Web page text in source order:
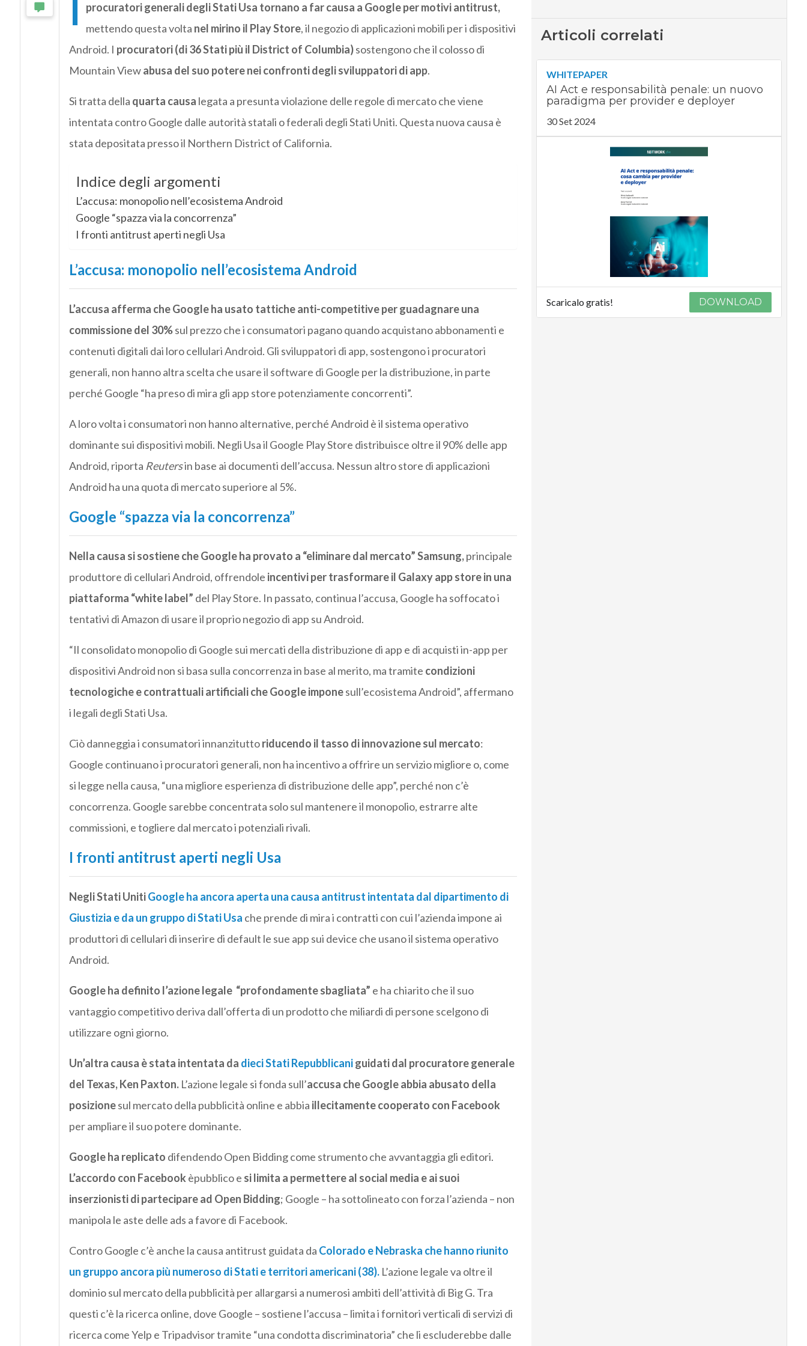
procuratori generali degli Stati Usa tornano a far causa a Google per motivi antitrust,
mettendo questa volta nel mirino il Play Store, il negozio di applicazioni mobili per i dispositivi
Android. I procuratori (di 36 Stati più il District of Columbia)sostengono che il colosso di
Mountain Viewabusa del suo potere nei confronti degli sviluppatori di app.
Si tratta della quarta causa legata a presunta violazione delle regole di mercato che viene
intentata contro Google dalle autorità statali o federali degli Stati Uniti. Questa nuova causa è
stata depositata presso il Northern District of California.
Indice degli argomenti
L’accusa: monopolio nell’ecosistema Android
Google “spazza via la concorrenza”
I fronti antitrust aperti negli Usa
L’accusa: monopolio nell’ecosistema Android
L’accusa afferma che Google ha usato tattiche anti-competitive per guadagnare una
commissione del 30%sul prezzo che i consumatori pagano quando acquistano abbonamenti e
contenuti digitali dai loro cellulari Android. Gli sviluppatori di app, sostengono i procuratori
generali, non hanno altra scelta che usare il software di Google per la distribuzione, in parte
perché Google “ha preso di mira gli app store potenziamente concorrenti”.
A loro volta i consumatori non hanno alternative, perché Android è il sistema operativo
dominante sui dispositivi mobili. Negli Usa il Google Play Store distribuisce oltre il 90% delle app
Android, riporta Reutersin base ai documenti dell’accusa. Nessun altro store di applicazioni
Android ha una quota di mercato superiore al 5%.
Google “spazza via la concorrenza”
Nella causa si sostiene che Google ha provato a “eliminare dal mercato” Samsung,principale
produttore di cellulari Android, offrendole incentivi per trasformare il Galaxy app store in una
piattaforma “white label” del Play Store. In passato, continua l’accusa, Google ha soffocato i
tentativi di Amazon di usare il proprio negozio di app su Android.
“Il consolidato monopolio di Google sui mercati della distribuzione di app e di acquisti in-app per
dispositivi Android non si basa sulla concorrenza in base al merito, ma tramite condizioni
tecnologiche e contrattuali artificiali che Google imponesull’ecosistema Android”, affermano
i legali degli Stati Usa.
Ciò danneggia i consumatori innanzituttoriducendo il tasso di innovazione sul mercato:
Google continuano i procuratori generali, non ha incentivo a offrire un servizio migliore o, come
si legge nella causa, “una migliore esperienza di distribuzione delle app”, perché non c’è
concorrenza. Google sarebbe concentrata solo sul mantenere il monopolio, estrarre alte
commissioni, e togliere dal mercato i potenziali rivali.
I fronti antitrust aperti negli Usa
Negli Stati UnitiGoogle ha ancora aperta una causa antitrust intentata dal dipartimento di
Giustizia e da un gruppo di Stati Usa che prende di mira i contratti con cui l’azienda impone ai
produttori di cellulari di inserire di default le sue app sui device che usano il sistema operativo
Android.
Google ha definito l’azione legale “profondamente sbagliata” e ha chiarito che il suo
vantaggio competitivo deriva dall’offerta di un prodotto che miliardi di persone scelgono di
utilizzare ogni giorno.
Un’altra causa è stata intentata da dieci Stati Repubblicani guidati dal procuratore generale
del Texas, Ken Paxton. L’azione legale si fonda sull’accusa che Google abbia abusato della
posizionesul mercato della pubblicità online e abbia illecitamente cooperato con Facebook
per ampliare il suo potere dominante.
Google ha replicato difendendo Open Bidding come strumento che avvantaggia gli editori.
L’accordo con Facebook èpubblico e si limita a permettere al social media e ai suoi
inserzionisti di partecipare ad Open Bidding; Google – ha sottolineato con forza l’azienda – non
manipola le aste delle ads a favore di Facebook.
Contro Google c’è anche la causa antitrust guidata da Colorado e Nebraska che hanno riunito
un gruppo ancora più numeroso di Stati e territori americani (38).L’azione legale va oltre il
dominio sul mercato della pubblicità per allargarsi a numerosi ambiti dell’attività di Big G. Tra
questi c’è la ricerca online, dove Google – sostiene l’accusa – limita i fornitori verticali di servizi di
ricerca come Yelp e Tripadvisor tramite “una condotta discriminatoria” che li escluderebbe dalle
Articoli correlati
WHITEPAPER
AI Act e responsabilità penale: un nuovo
paradigma per provider e deployer
30 Set 2024
Scaricalo gratis! DOWNLOAD